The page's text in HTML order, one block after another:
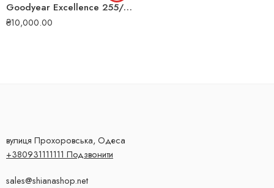
Goodyear Excellence 255/45 R20 101W AO FP MFS літня шина
₴10,000.00
вулиця Прохоровська, Одеса
+380931111111 Подзвонити
sales@shianashop.net